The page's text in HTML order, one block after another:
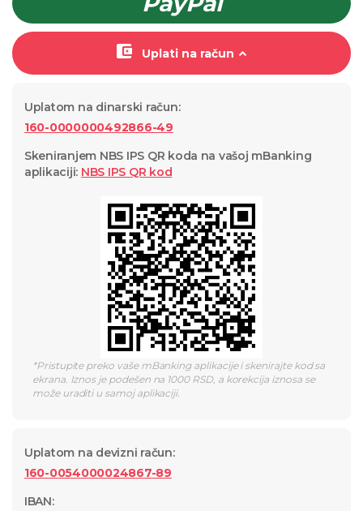
Uplati na račun
Uplatom na dinarski račun:
160-0000000492866-49
Skeniranjem NBS IPS QR koda na vašoj mBanking
aplikaciji: NBS IPS QR kod
*Pristupite preko vaše mBanking aplikacije i skenirajte kod sa
ekrana. Iznos je podešen na 1000 RSD, a korekcija iznosa se
može uraditi u samoj aplikaciji.
Uplatom na devizni račun:
160-0054000024867-89
IBAN: